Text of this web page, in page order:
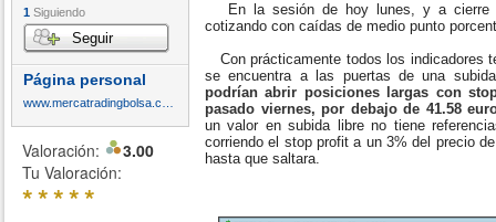
1 Siguiendo
Seguir
Página personal
Valoración:
3.00
Tu Valoración:
*****
En la sesión de hoy lunes, y a cierre
cotizando con caídas de medio punto
Con prácticamente todos los indicadores
se encuentra a las puertas de una
podrían abrir posiciones largas con
pasado viernes, por debajo de 41.58
un valor en subida libre no tiene
corriendo el stop profit a un 3% del precio
hasta que saltara.